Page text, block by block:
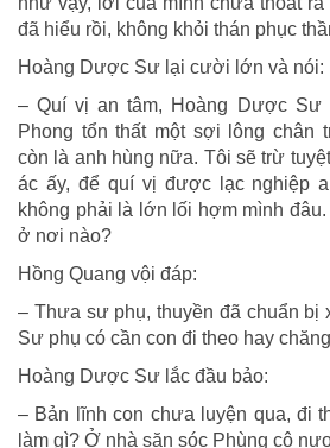
đã hiểu rồi, không khỏi thán phục
Hoàng Dược Sư lại cười lớn và nói:
– Quí vị an tâm, Hoàng Dược Sư
Phong tổn thất một sợi lông chân
còn là anh hùng nữa. Tôi sẽ trừ
ác ấy, để quí vị được lạc nghiệp
không phải là lớn lối hợm mình
ở nơi nào?
Hồng Quang vội đáp:
– Thưa sư phụ, thuyền đã chuẩn bị
Sư phụ có cần con đi theo hay
Hoàng Dược Sư lắc đầu bảo:
– Bản lĩnh con chưa luyện qua, đi
làm gì? Ở nhà săn sóc Phùng cô